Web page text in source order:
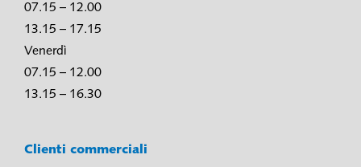
07.15 – 12.00
13.15 – 17.15
Venerdì
07.15 – 12.00
13.15 – 16.30
Clienti commerciali